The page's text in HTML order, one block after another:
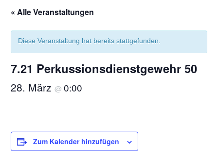
« Alle Veranstaltungen
Diese Veranstaltung hat bereits stattgefunden.
7.21 Perkussionsdienstgewehr 50
28. März@0:00
Zum Kalender hinzufügen